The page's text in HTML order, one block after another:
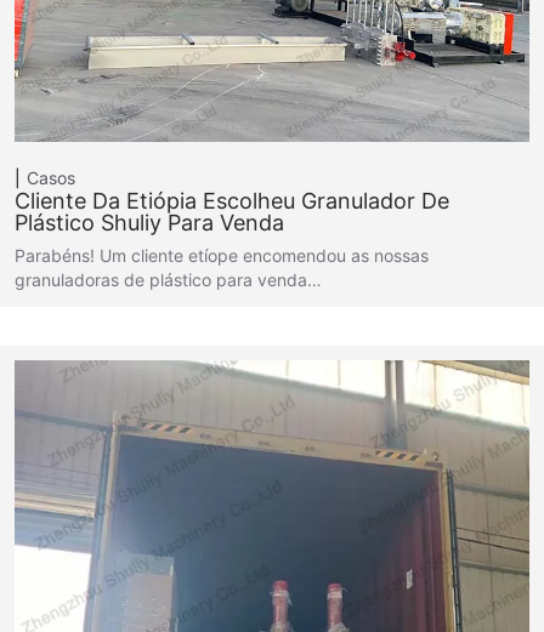
Casos
Cliente Da Etiópia Escolheu Granulador De
Plástico Shuliy Para Venda
Parabéns! Um cliente etíope encomendou as nossas
granuladoras de plástico para venda…